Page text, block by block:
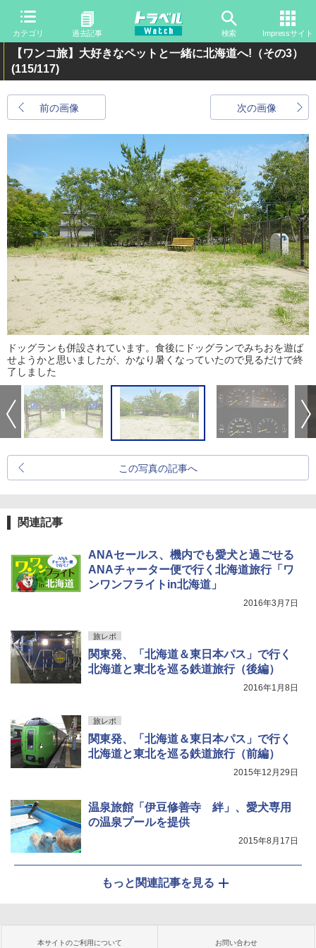
カテゴリ 過去記事 検索 Impressサイト
【ワンコ旅】大好きなペットと一緒に北海道へ!（その3）
(115/117)
前の画像 次の画像
ドッグランも併設されています。食後にドッグランでみちおを遊ば
せようかと思いましたが、かなり暑くなっていたので見るだけで終
了しました
この写真の記事へ
関連記事
ANAセールス、機内でも愛犬と過ごせる
ANAチャーター便で行く北海道旅行「ワ
ンワンフライトin北海道」
2016年3月7日
旅レポ
関東発、「北海道＆東日本パス」で行く
北海道と東北を巡る鉄道旅行（後編）
2016年1月8日
旅レポ
関東発、「北海道＆東日本パス」で行く
北海道と東北を巡る鉄道旅行（前編）
2015年12月29日
温泉旅館「伊豆修善寺 絆」、愛犬専用
の温泉プールを提供
2015年8月17日
もっと関連記事を見る
本サイトのご利用について お問い合わせ